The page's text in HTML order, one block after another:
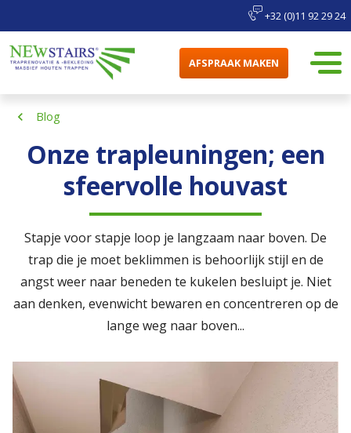
+32 (0)11 92 29 24
AFSPRAAK MAKEN
Blog
Onze trapleuningen; een
sfeervolle houvast
Stapje voor stapje loop je langzaam naar boven. De
trap die je moet beklimmen is behoorlijk stijl en de
angst weer naar beneden te kukelen besluipt je. Niet
aan denken, evenwicht bewaren en concentreren op de
lange weg naar boven...